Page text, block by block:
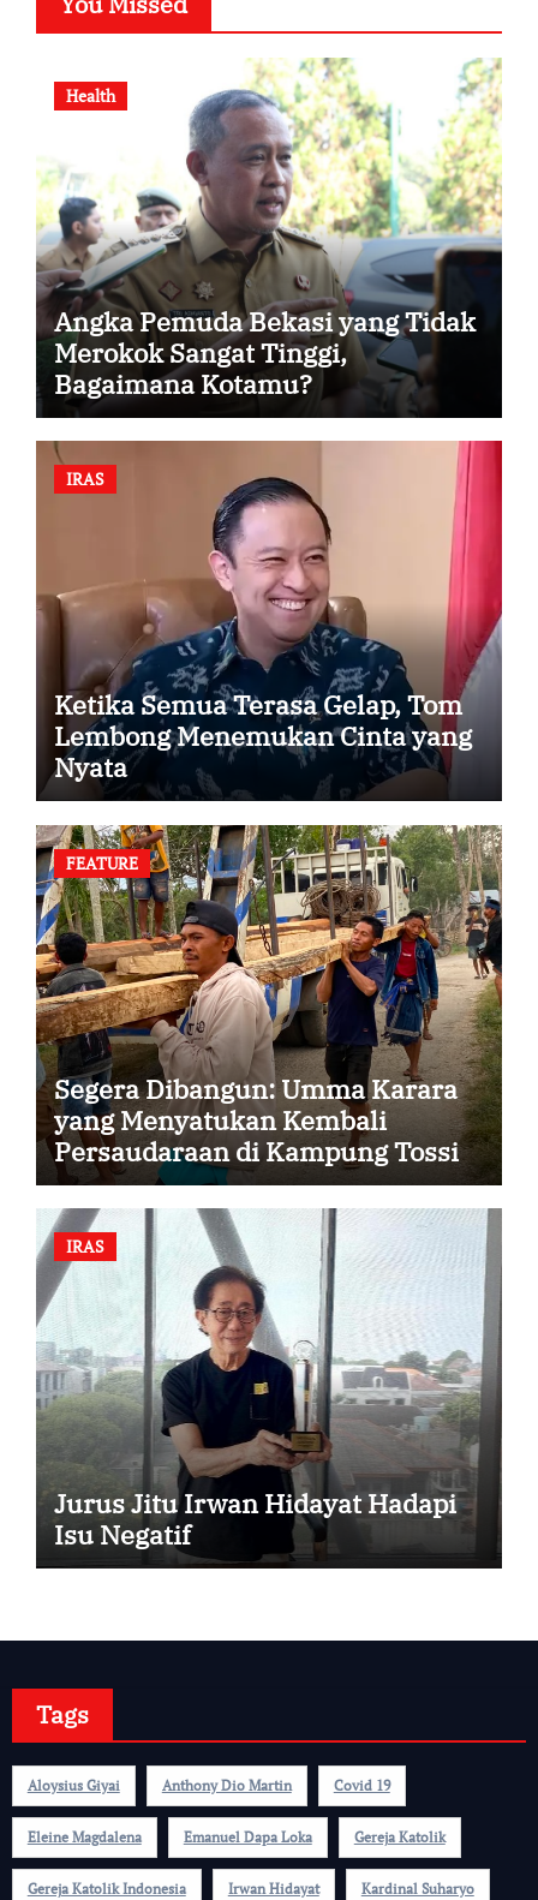
Health
Angka Pemuda Bekasi yang Tidak
Merokok Sangat Tinggi,
Bagaimana Kotamu?
IRAS
Ketika Semua Terasa Gelap, Tom
Lembong Menemukan Cinta yang
Nyata
FEATURE
Segera Dibangun: Umma Karara
yang Menyatukan Kembali
Persaudaraan di Kampung Tossi
IRAS
Jurus Jitu Irwan Hidayat Hadapi
Isu Negatif
Tags
Aloysius Giyai Anthony Dio Martin Covid 19
Eleine Magdalena Emanuel Dapa Loka Gereja Katolik
Gereja Katolik Indonesia Irwan Hidayat Kardinal Suharyo